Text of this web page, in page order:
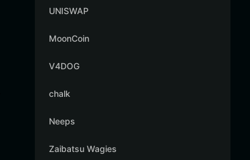
UNISWAP
MoonCoin
V4DOG
chalk
Neeps
Zaibatsu Wagies